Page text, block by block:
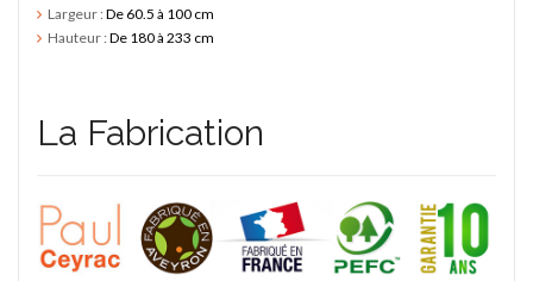
Largeur : De 60.5 à 100 cm
Hauteur : De 180 à 233 cm
La Fabrication